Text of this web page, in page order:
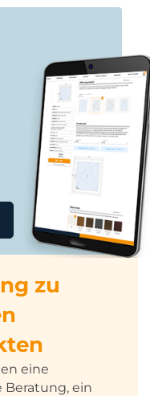
zu
eine
Beratung, ein